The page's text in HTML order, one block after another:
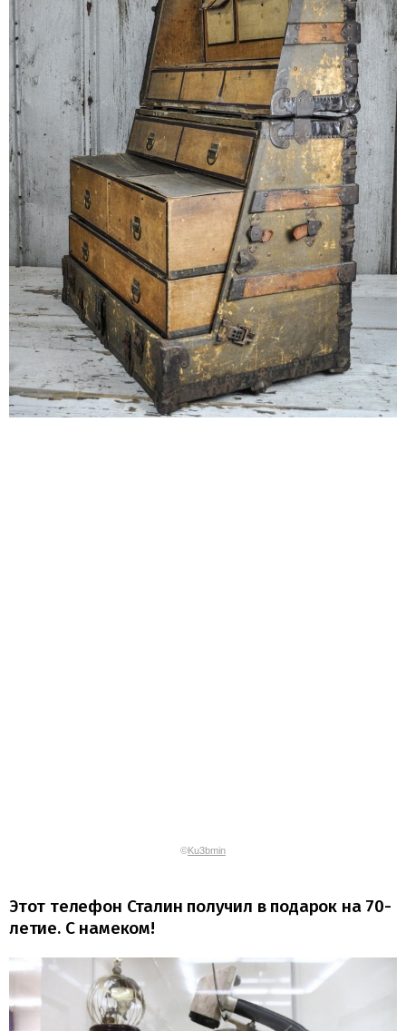
©Ku3bmin
Этот телефон Сталин получил в подарок на 70-
летие. С намеком!